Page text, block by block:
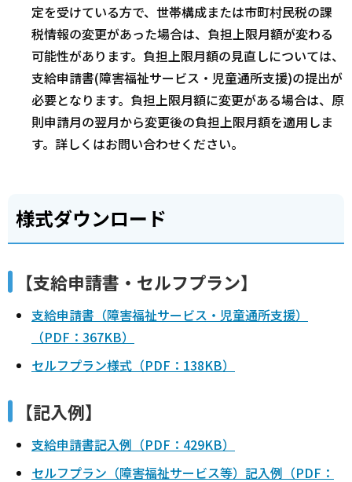
定を受けている方で、世帯構成または市町村民税の課
税情報の変更があった場合は、負担上限月額が変わる
可能性があります。負担上限月額の見直しについては、
支給申請書(障害福祉サービス・児童通所支援)の提出が
必要となります。負担上限月額に変更がある場合は、原
則申請月の翌月から変更後の負担上限月額を適用しま
す。詳しくはお問い合わせください。
様式ダウンロード
【支給申請書・セルフプラン】
支給申請書（障害福祉サービス・児童通所支援）
（PDF：367KB）
セルフプラン様式（PDF：138KB）
【記入例】
支給申請書記入例（PDF：429KB）
セルフプラン（障害福祉サービス等）記入例（PDF：